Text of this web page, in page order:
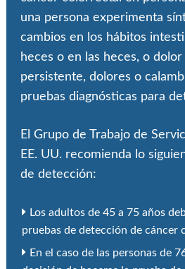
una persona experimenta
cambios en los hábitos
heces o en las heces, o dolor
persistente, dolores o
pruebas diagnósticas para
El Grupo de Trabajo de
EE. UU. recomienda lo
de detección:
Los adultos de 45 a 75 años
pruebas de detección de cáncer
En el caso de las personas de